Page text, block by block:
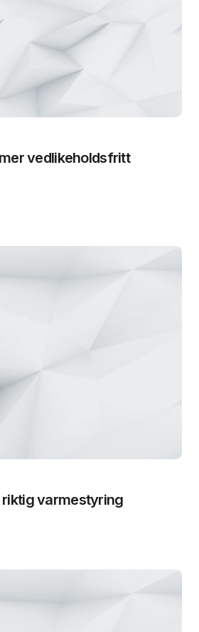
vedlikeholdsfritt
varmestyring